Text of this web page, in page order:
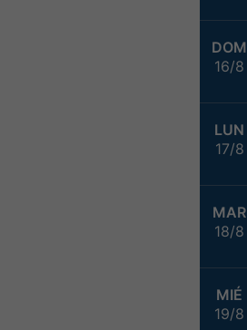
DOM
16/8
LUN
17/8
MAR
18/8
MIÉ
19/8